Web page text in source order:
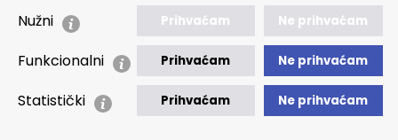
Nužni Prihvaćam Ne prihvaćam
Funkcionalni Prihvaćam Ne prihvaćam
Statistički Prihvaćam Ne prihvaćam
🢒 Natječaji
🢒 Javna nabava
🢒 Izvještaji